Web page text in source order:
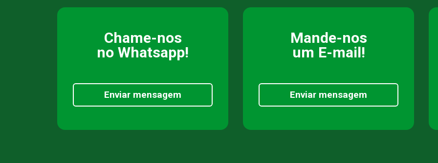
Chame-nos
no Whatsapp!
Enviar mensagem
Mande-nos
um E-mail!
Enviar mensagem